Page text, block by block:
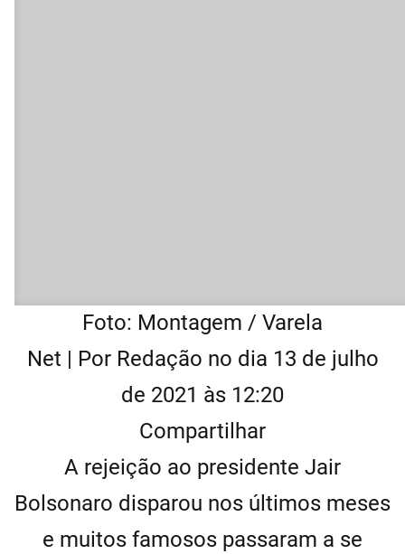
Foto: Montagem / Varela
Net | Por Redação no dia 13 de julho
de 2021 às 12:20
Compartilhar
A rejeição ao presidente Jair
Bolsonaro disparou nos últimos meses
e muitos famosos passaram a se